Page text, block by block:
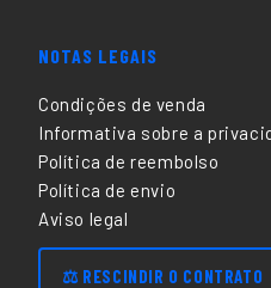
NOTAS LEGAIS
Condições de venda
Informativa sobre a
Política de reembolso
Política de envio
Aviso legal
⚖️ RESCINDIR O CONTRATO